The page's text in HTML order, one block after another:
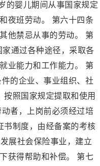
的婴儿期间从事国家规定
夜班劳动。 第六十四条
他禁忌从事的劳动。 第
通过各种途径，采取各
业能力和工作能力。 第
的企业、事业组织、社
照国家规定提取和使用
者，上岗前必须经过培
书制度，由经备案的考核
展社会保险事业，建立
获得帮助和补偿。 第七